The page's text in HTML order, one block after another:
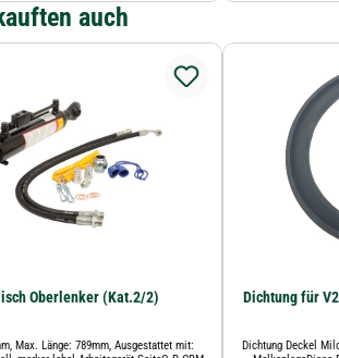
auch
Oberlenker (Kat.2/2)
Max. Länge: 789mm, Ausgestattet mit:
Dichtung für
Dichtung Deckel